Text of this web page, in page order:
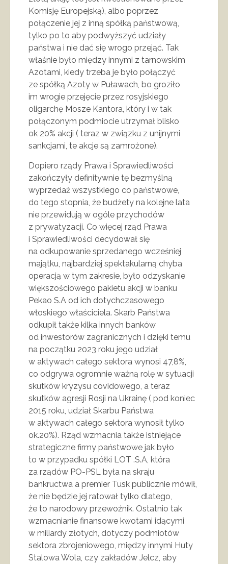
Komisję Europejską), albo poprzez
połączenie jej z inną spółką państwową,
tylko po to aby podwyższyć udziały
państwa i nie dać się wrogo przejąć. Tak
właśnie było między innymi z tarnowskim
Azotami, kiedy trzeba je było połączyć
ze spółką Azoty w Puławach, bo groziło
im wrogie przejęcie przez rosyjskiego
oligarchę Mosze Kantora, który i w tak
połączonym podmiocie utrzymał blisko
ok 20% akcji ( teraz w związku z unijnymi
sankcjami, te akcje są zamrożone).
Dopiero rządy Prawa i Sprawiedliwości
zakończyły definitywnie tę bezmyślną
wyprzedaż wszystkiego co państwowe,
do tego stopnia, że budżety na kolejne lata
nie przewidują w ogóle przychodów
z prywatyzacji. Co więcej rząd Prawa
i Sprawiedliwości decydował się
na odkupowanie sprzedanego wcześniej
majątku, najbardziej spektakularną chyba
operacją w tym zakresie, było odzyskanie
większościowego pakietu akcji w banku
Pekao S.A od ich dotychczasowego
włoskiego właściciela. Skarb Państwa
odkupił także kilka innych banków
od inwestorów zagranicznych i dzięki temu
na początku 2023 roku jego udział
w aktywach całego sektora wynosi 47,8%,
co odgrywa ogromnie ważną rolę w sytuacji
skutków kryzysu covidowego, a teraz
skutków agresji Rosji na Ukrainę ( pod koniec
2015 roku, udział Skarbu Państwa
w aktywach całego sektora wynosił tylko
ok.20%). Rząd wzmacnia także istniejące
strategiczne firmy państwowe jak było
to w przypadku spółki LOT .S.A, która
za rządów PO-PSL była na skraju
bankructwa a premier Tusk publicznie mówił,
że nie będzie jej ratował tylko dlatego,
że to narodowy przewoźnik. Ostatnio tak
wzmacnianie finansowe kwotami idącymi
w miliardy złotych, dotyczy podmiotów
sektora zbrojeniowego, między innymi Huty
Stalowa Wola, czy zakładów Jelcz, aby